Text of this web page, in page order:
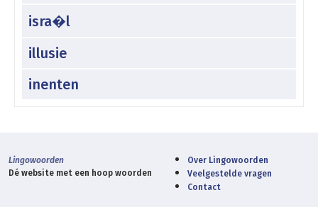
isra�l
illusie
inenten
Lingowoorden
Dé website met een hoop woorden
Over Lingowoorden
Veelgestelde vragen
Contact